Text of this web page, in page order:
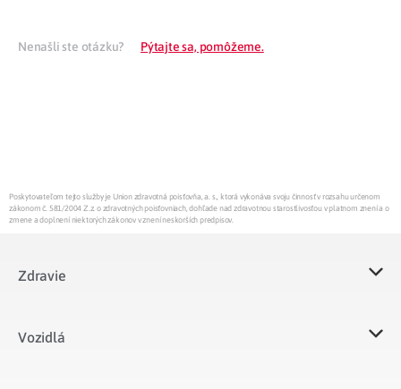
Nenašli ste otázku? Pýtajte sa, pomôžeme.
Poskytovateľom tejto služby je Union zdravotná poisťovňa, a. s., ktorá vykonáva svoju činnosť v rozsahu určenom
zákonom č. 581/2004 Z.z. o zdravotných poisťovniach, dohľade nad zdravotnou starostlivosťou v platnom znení a o
zmene a doplnení niektorých zákonov v znení neskorších predpisov.
Zdravie
Vozidlá​